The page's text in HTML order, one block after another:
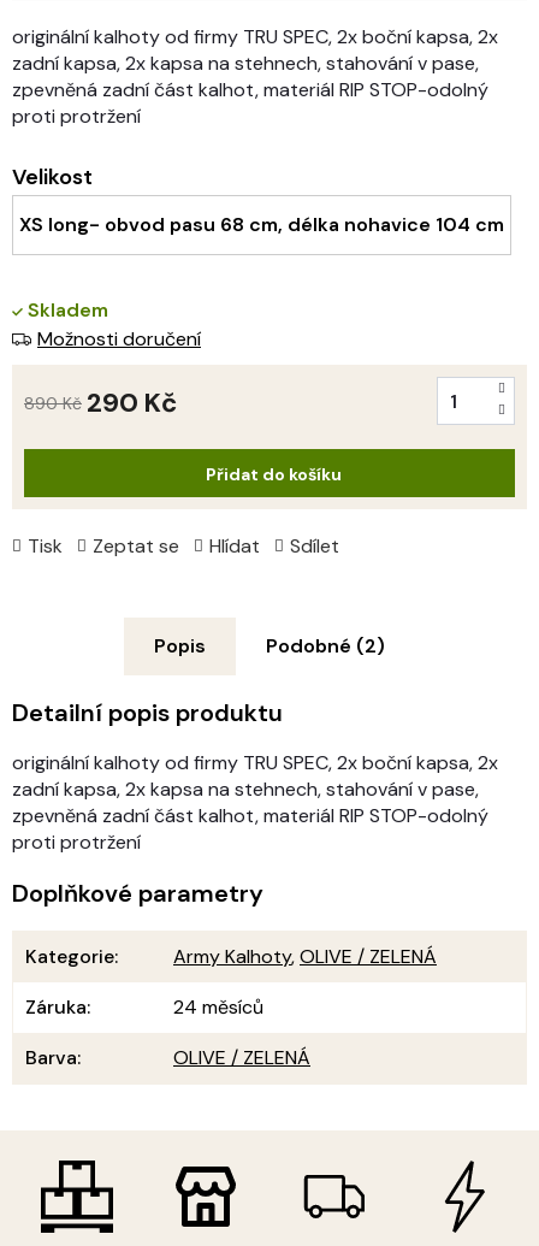
Velikost
XS long- obvod pasu 68 cm, délka nohavice 104 cm
originální kalhoty od firmy TRU SPEC, 2x boční kapsa, 2x
zadní kapsa, 2x kapsa na stehnech, stahování v pase,
zpevněná zadní část kalhot, materiál RIP STOP-odolný
proti protržení
Tisk Zeptat se Hlídat Sdílet
Skladem
Možnosti doručení
890 Kč 290 KčMěrná
Přidat do košíku
Popis Podobné (2)
Detailní popis produktu
originální kalhoty od firmy TRU SPEC, 2x boční kapsa, 2x
zadní kapsa, 2x kapsa na stehnech, stahování v pase,
zpevněná zadní část kalhot, materiál RIP STOP-odolný
proti protržení
Doplňkové parametry
Kategorie: Army Kalhoty,OLIVE / ZELENÁ
Záruka:
24 měsíců
Barva: OLIVE / ZELENÁ